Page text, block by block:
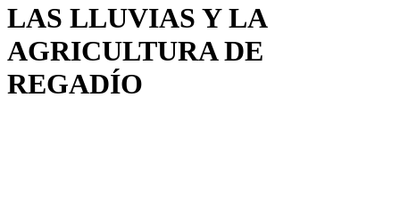
LAS LLUVIAS Y LA
AGRICULTURA DE
REGADÍO